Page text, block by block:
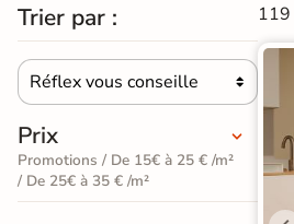
Sur Plot
Carrelage
Salle de
Bain
Colle &
Finition
et Balnéos
WC
Carrelage
Salle de
Bain
PAR
COULEUR
Stratifié
Bois
clair
Stratifié
PVC
Dalles
PVC
Lames
PVC
Trier par :
Réflex vous conseille 
Prix
Promotions / De 15€ à 25 € /m²
/ De 25€ à 35 € /m²